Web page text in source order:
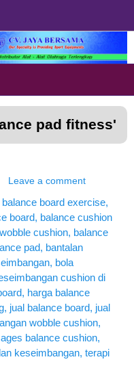
dan Berkualitas
pad fitness'
Leave a comment